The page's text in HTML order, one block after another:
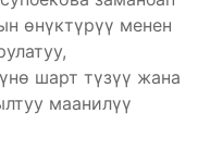
өнүктүрүү менен
шарт түзүү жана
маанилүү